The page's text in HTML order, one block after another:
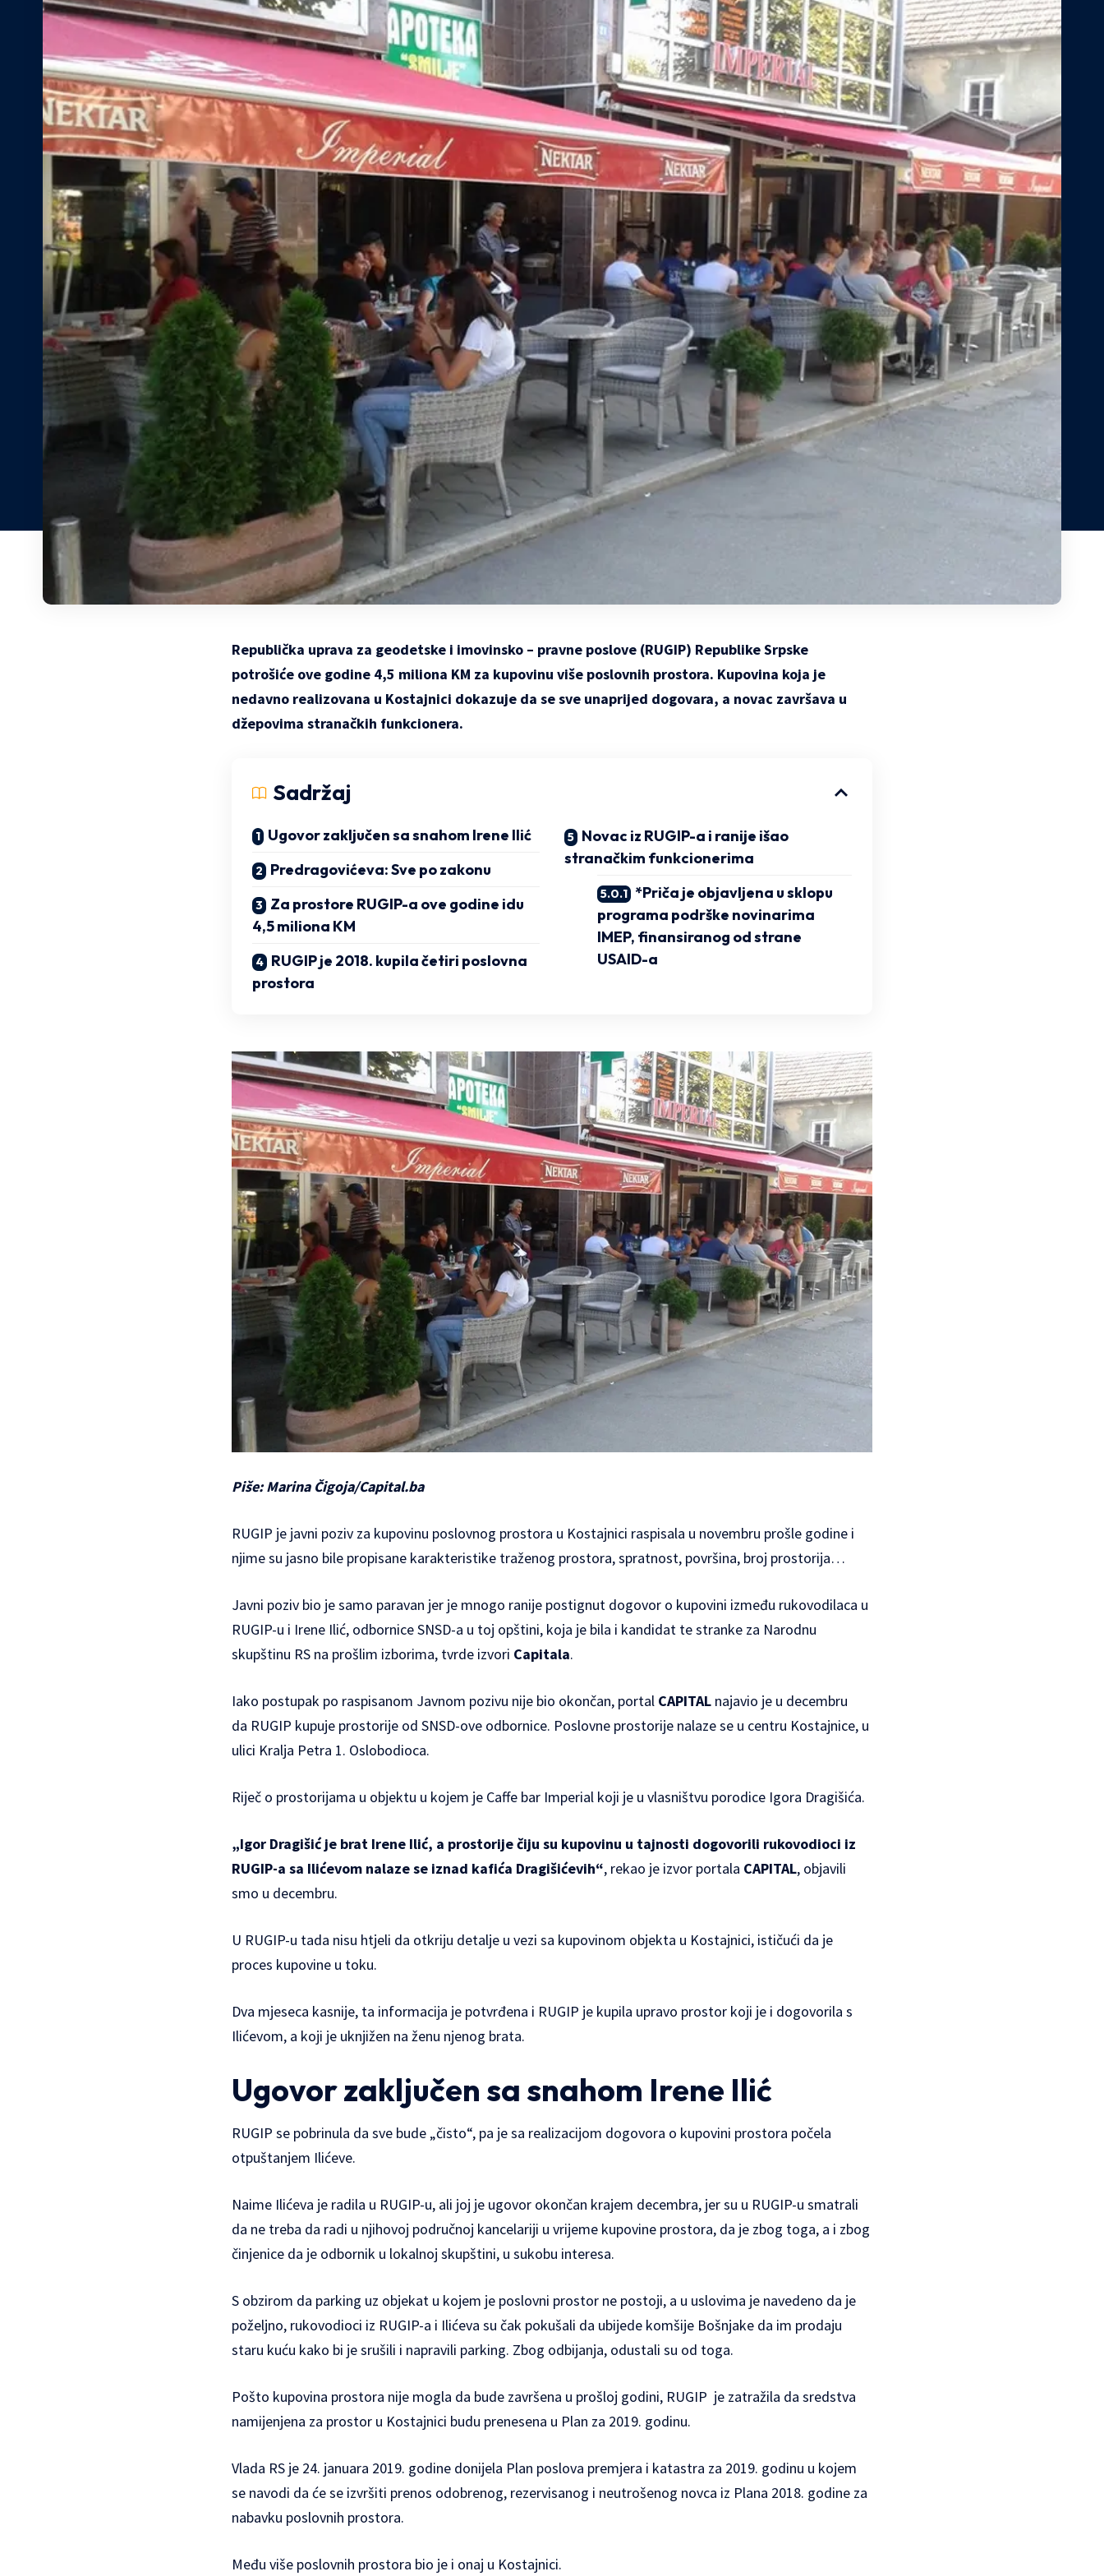
Republička uprava za geodetske i imovinsko – pravne poslove (RUGIP) Republike Srpske
potrošiće ove godine 4,5 miliona KM za kupovinu više poslovnih prostora. Kupovina koja je
nedavno realizovana u Kostajnici dokazuje da se sve unaprijed dogovara, a novac završava u
džepovima stranačkih funkcionera.
Sadržaj
Ugovor zaključen sa snahom Irene Ilić
Predragovićeva: Sve po zakonu
Za prostore RUGIP-a ove godine idu
4,5 miliona KM
RUGIP je 2018. kupila četiri poslovna
prostora
Novac iz RUGIP-a i ranije išao
stranačkim funkcionerima
*Priča je objavljena u sklopu
programa podrške novinarima
IMEP, finansiranog od strane
USAID-a
Piše: Marina Čigoja/Capital.ba
RUGIP je javni poziv za kupovinu poslovnog prostora u Kostajnici raspisala u novembru prošle godine i
njime su jasno bile propisane karakteristike traženog prostora, spratnost, površina, broj prostorija…
Javni poziv bio je samo paravan jer je mnogo ranije postignut dogovor o kupovini između rukovodilaca u
RUGIP-u i Irene Ilić, odbornice SNSD-a u toj opštini, koja je bila i kandidat te stranke za Narodnu
skupštinu RS na prošlim izborima, tvrde izvori Capitala.
Iako postupak po raspisanom Javnom pozivu nije bio okončan, portal CAPITAL najavio je u decembru
da RUGIP kupuje prostorije od SNSD-ove odbornice. Poslovne prostorije nalaze se u centru Kostajnice, u
ulici Kralja Petra 1. Oslobodioca.
Riječ o prostorijama u objektu u kojem je Caffe bar Imperial koji je u vlasništvu porodice Igora Dragišića.
„Igor Dragišić je brat Irene Ilić, a prostorije čiju su kupovinu u tajnosti dogovorili rukovodioci iz
RUGIP-a sa Ilićevom nalaze se iznad kafića Dragišićevih“, rekao je izvor portala CAPITAL, objavili
smo u decembru.
U RUGIP-u tada nisu htjeli da otkriju detalje u vezi sa kupovinom objekta u Kostajnici, ističući da je
proces kupovine u toku.
Dva mjeseca kasnije, ta informacija je potvrđena i RUGIP je kupila upravo prostor koji je i dogovorila s
Ilićevom, a koji je uknjižen na ženu njenog brata.
Ugovor zaključen sa snahom Irene Ilić
RUGIP se pobrinula da sve bude „čisto“, pa je sa realizacijom dogovora o kupovini prostora počela
otpuštanjem Ilićeve.
Naime Ilićeva je radila u RUGIP-u, ali joj je ugovor okončan krajem decembra, jer su u RUGIP-u smatrali
da ne treba da radi u njihovoj područnoj kancelariji u vrijeme kupovine prostora, da je zbog toga, a i zbog
činjenice da je odbornik u lokalnoj skupštini, u sukobu interesa.
S obzirom da parking uz objekat u kojem je poslovni prostor ne postoji, a u uslovima je navedeno da je
poželjno, rukovodioci iz RUGIP-a i Ilićeva su čak pokušali da ubijede komšije Bošnjake da im prodaju
staru kuću kako bi je srušili i napravili parking. Zbog odbijanja, odustali su od toga.
Pošto kupovina prostora nije mogla da bude završena u prošloj godini, RUGIP je zatražila da sredstva
namijenjena za prostor u Kostajnici budu prenesena u Plan za 2019. godinu.
Vlada RS je 24. januara 2019. godine donijela Plan poslova premjera i katastra za 2019. godinu u kojem
se navodi da će se izvršiti prenos odobrenog, rezervisanog i neutrošenog novca iz Plana 2018. godine za
nabavku poslovnih prostora.
Među više poslovnih prostora bio je i onaj u Kostajnici.